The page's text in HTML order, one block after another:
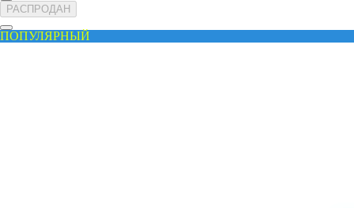
РАСПРОДАН
ПОПУЛЯРНЫЙ